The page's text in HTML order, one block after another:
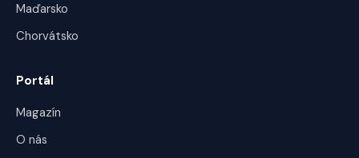
Maďarsko
Chorvátsko
Portál
Magazín
O nás